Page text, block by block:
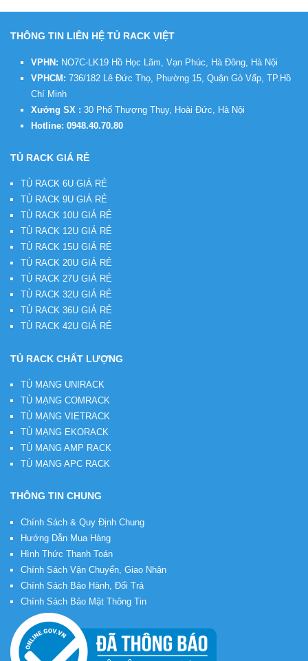
THÔNG TIN LIÊN HỆ TỦ RACK VIỆT
VPHN: NO7C-LK19 Hồ Học Lãm, Vạn Phúc, Hà Đông, Hà Nội
VPHCM: 736/182 Lê Đức Thọ, Phường 15, Quận Gò Vấp, TP.Hồ
Chí Minh
Xưởng SX : 30 Phố Thượng Thụy, Hoài Đức, Hà Nội
Hotline: 0948.40.70.80
TỦ RACK GIÁ RẺ
TỦ RACK 6U GIÁ RẺ
TỦ RACK 9U GIÁ RẺ
TỦ RACK 10U GIÁ RẺ
TỦ RACK 12U GIÁ RẺ
TỦ RACK 15U GIÁ RẺ
TỦ RACK 20U GIÁ RẺ
TỦ RACK 27U GIÁ RẺ
TỦ RACK 32U GIÁ RẺ
TỦ RACK 36U GIÁ RẺ
TỦ RACK 42U GIÁ RẺ
TỦ RACK CHẤT LƯỢNG
TỦ MẠNG UNIRACK
TỦ MẠNG COMRACK
TỦ MẠNG VIETRACK
TỦ MẠNG EKORACK
TỦ MẠNG AMP RACK
TỦ MẠNG APC RACK
THÔNG TIN CHUNG
Chính Sách & Quy Định Chung
Hướng Dẫn Mua Hàng
Hình Thức Thanh Toán
Chính Sách Vận Chuyển, Giao Nhận
Chính Sách Bảo Hành, Đổi Trả
Chính Sách Bảo Mật Thông Tin